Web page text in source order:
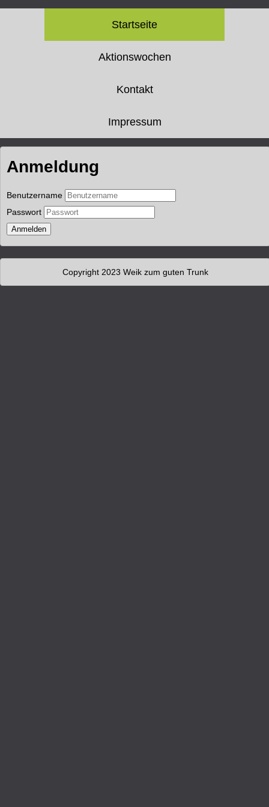
Startseite
Aktionswochen
Kontakt
Impressum
Anmeldung
Benutzername
Passwort
Anmelden
Copyright 2023 Weik zum guten Trunk